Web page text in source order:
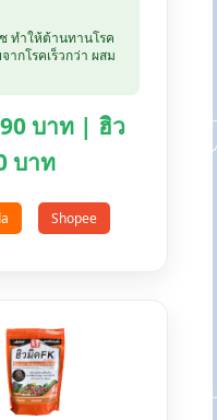
ทำให้ต้านทานโรค
กโรคเร็วกว่า ผสม
บาท | ฮิว
บาท
Shopee